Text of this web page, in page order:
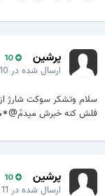
پرشین 10
ارسال شده در10 مهر، 2016
سلام وتشکر سوکت شارژ
فلش کنه خبرش میدمً@*&،36666666
پرشین 10
ارسال شده در11 مهر، 2016